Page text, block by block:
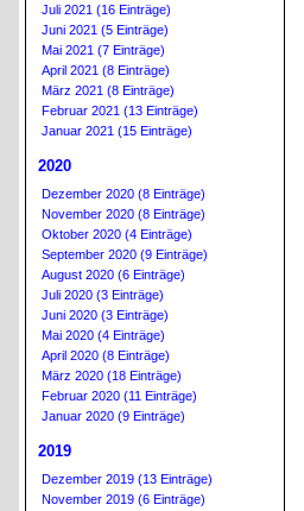
Juli 2021 (16 Einträge)
Juni 2021 (5 Einträge)
Mai 2021 (7 Einträge)
April 2021 (8 Einträge)
März 2021 (8 Einträge)
Februar 2021 (13 Einträge)
Januar 2021 (15 Einträge)
2020
Dezember 2020 (8 Einträge)
November 2020 (8 Einträge)
Oktober 2020 (4 Einträge)
September 2020 (9 Einträge)
August 2020 (6 Einträge)
Juli 2020 (3 Einträge)
Juni 2020 (3 Einträge)
Mai 2020 (4 Einträge)
April 2020 (8 Einträge)
März 2020 (18 Einträge)
Februar 2020 (11 Einträge)
Januar 2020 (9 Einträge)
2019
Dezember 2019 (13 Einträge)
November 2019 (6 Einträge)